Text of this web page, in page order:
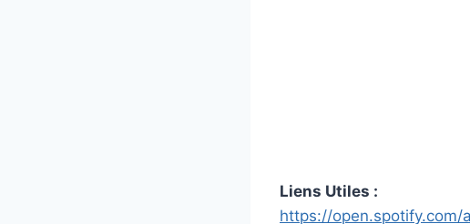
Liens Utiles :
https://open.spotify.com/